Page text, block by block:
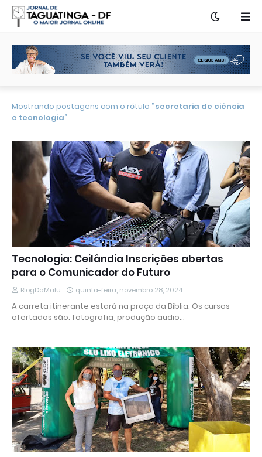
Mostrando postagens com o rótulo secretaria de ciência
e tecnologia
Tecnologia: Ceilândia Inscrições abertas
para o Comunicador do Futuro
BlogDaMalu quinta-feira, novembro 28, 2024
A carreta itinerante estará na praça da Bíblia. Os cursos
ofertados são: fotografia, produção audio…